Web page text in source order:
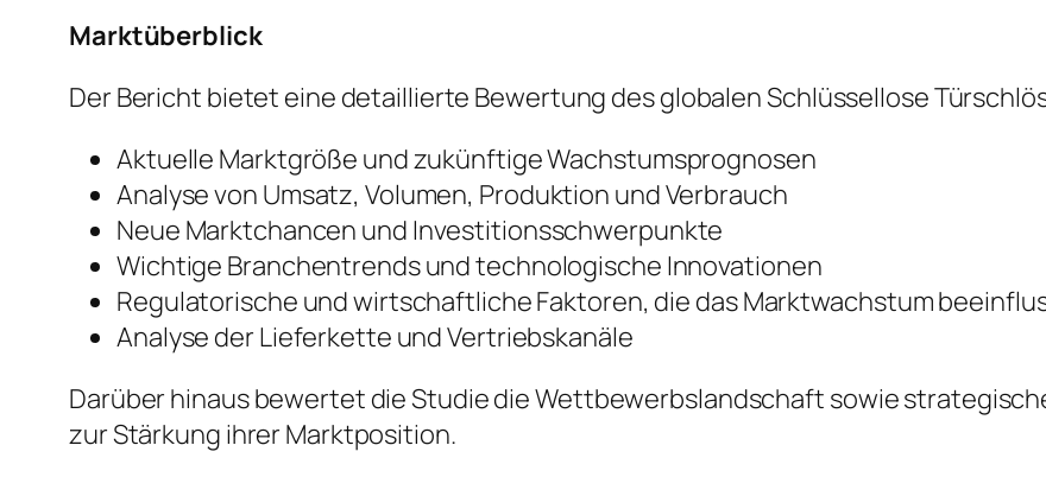
Marktüberblick
Der Bericht bietet eine detaillierte Bewertung des globalen Schlüssellose
Aktuelle Marktgröße und zukünftige Wachstumsprognosen
Analyse von Umsatz, Volumen, Produktion und Verbrauch
Neue Marktchancen und Investitionsschwerpunkte
Wichtige Branchentrends und technologische Innovationen
Regulatorische und wirtschaftliche Faktoren, die das Marktwachstum
Analyse der Lieferkette und Vertriebskanäle
Darüber hinaus bewertet die Studie die Wettbewerbslandschaft sowie
zur Stärkung ihrer Marktposition.